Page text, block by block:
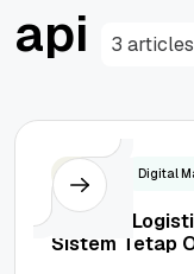
api 3 articles
Bisnis Digital
Strategi
Sistem Tetap